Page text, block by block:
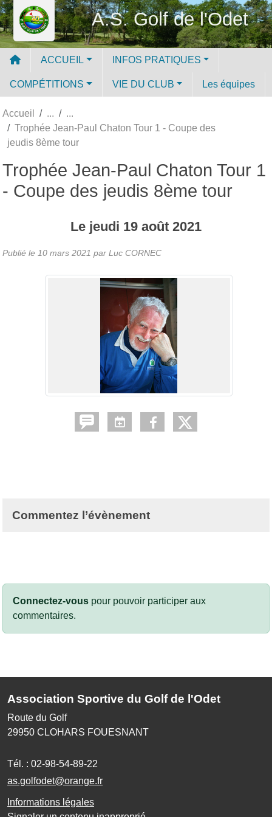
A.S. Golf de l'Odet
ACCUEIL INFOS PRATIQUES
COMPÉTITIONS VIE DU CLUB Les équipes
Accueil
Trophée Jean-Paul Chaton Tour 1 - Coupe des
jeudis 8ème tour
Trophée Jean-Paul Chaton Tour 1
- Coupe des jeudis 8ème tour
Le jeudi 19 août 2021
Publié le 10 mars 2021 par Luc CORNEC
Commentez l’évènement
Connectez-vous pour pouvoir participer aux
commentaires.
Association Sportive du Golf de l'Odet
Route du Golf
29950 CLOHARS FOUESNANT
Tél. : 02-98-54-89-22
as.golfodet@orange.fr
Informations légales
Panneau de gestion des cookies